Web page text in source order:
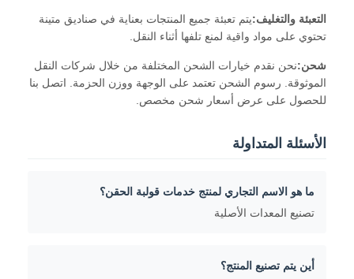
إدراج حقن صب
حقن صب الإلكترونيات
صب حقن السيليكون
التعبئة والتغليف:يتم تعبئة جميع المنتجات بعناية في صناديق متينة
تحتوي على مواد واقية لمنع تلفها أثناء النقل.
شحن:نحن نقدم خيارات الشحن المختلفة من خلال شركات النقل
الموثوقة. رسوم الشحن تعتمد على الوجهة ووزن الحزمة. اتصل بنا
للحصول على عرض أسعار شحن مخصص.
الأسئلة المتداولة
ما هو الاسم التجاري لمنتج خدمات قولبة الحقن؟
تصنيع المعدات الأصلية
أين يتم تصنيع المنتج؟